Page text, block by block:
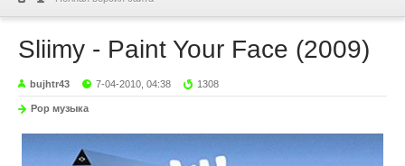
Sliimy - Paint Your Face (2009)
bujhtr43 7-04-2010, 04:38 1308
Pop музыка